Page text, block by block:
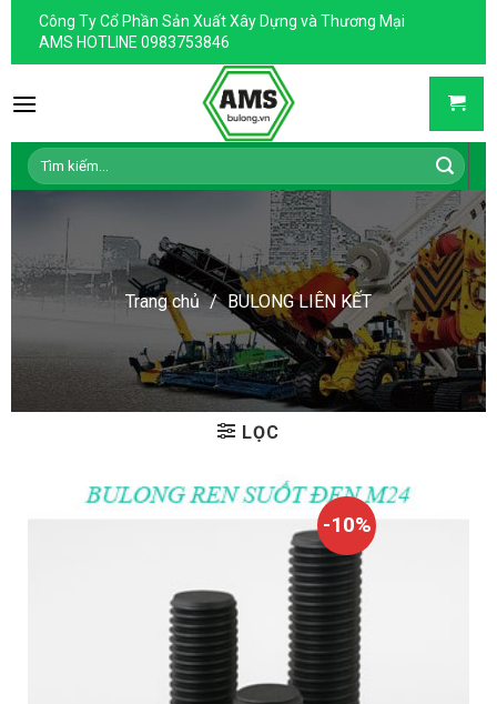
content
Công Ty Cổ Phần Sản Xuất Xây Dựng và Thương Mại
AMS HOTLINE 0983753846
Tìm
kiếm:
Trang chủ / BULONG LIÊN KẾT
LỌC
-10%